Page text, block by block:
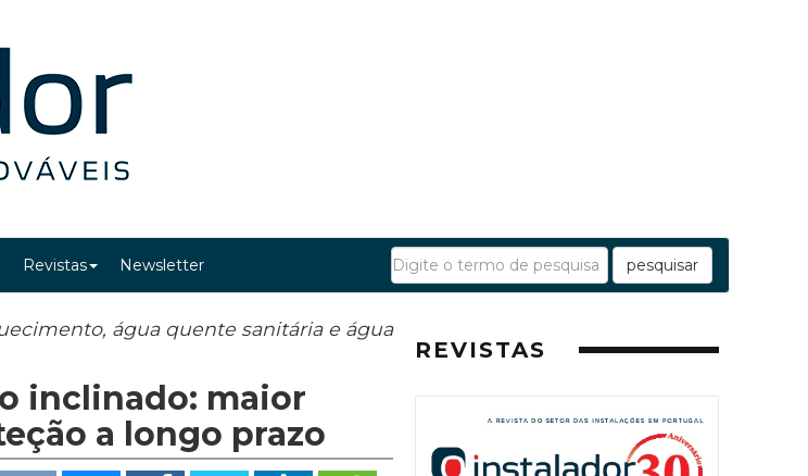
Revistas Newsletter pesquisar
água quente sanitária e água
inclinado: maior
a longo prazo
REVISTAS